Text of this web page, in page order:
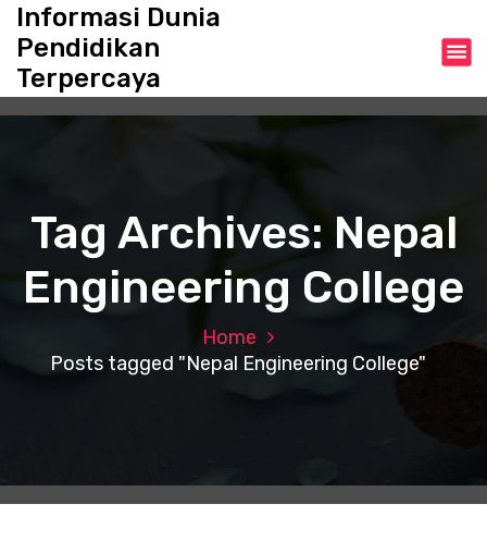
Informasi Dunia
Pendidikan
Terpercaya
Tag Archives: Nepal
Engineering College
Home
Posts tagged "Nepal Engineering College"